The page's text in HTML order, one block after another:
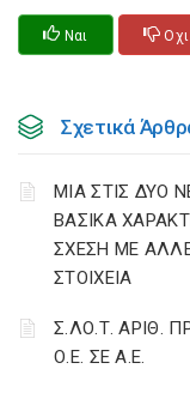
Ναι Οχι
Σχετικά
ΜΙΑ ΣΤΙΣ ΔΥΟ
ΒΑΣΙΚΑ
ΣΧΕΣΗ ΜΕ
ΣΤΟΙΧΕΙΑ
Σ.ΛΟ.Τ. ΑΡΙΘ.
Ο.Ε. ΣΕ Α.Ε.